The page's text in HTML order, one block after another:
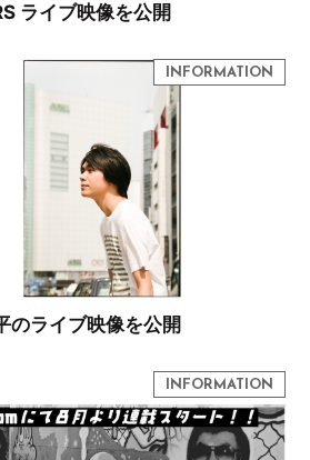
ライブ映像を公開
のライブ映像を公開